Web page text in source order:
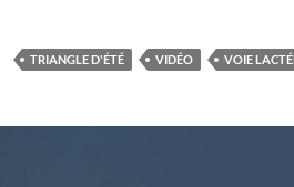
TRIANGLE D'ÉTÉ VIDÉO VOIE